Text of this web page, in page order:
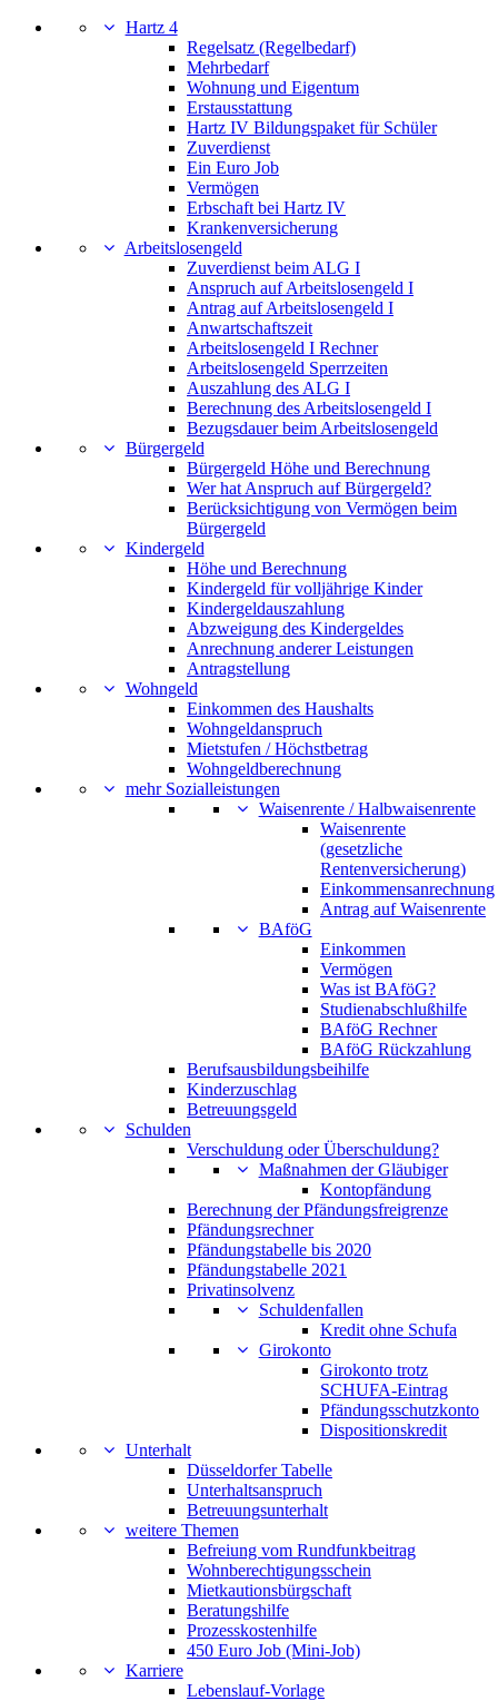
Hartz 4
Regelsatz (Regelbedarf)
Mehrbedarf
Wohnung und Eigentum
Erstausstattung
Hartz IV Bildungspaket für Schüler
Zuverdienst
Ein Euro Job
Vermögen
Erbschaft bei Hartz IV
Krankenversicherung
Arbeitslosengeld
Zuverdienst beim ALG I
Anspruch auf Arbeitslosengeld I
Antrag auf Arbeitslosengeld I
Anwartschaftszeit
Arbeitslosengeld I Rechner
Arbeitslosengeld Sperrzeiten
Auszahlung des ALG I
Berechnung des Arbeitslosengeld I
Bezugsdauer beim Arbeitslosengeld
Bürgergeld
Bürgergeld Höhe und Berechnung
Wer hat Anspruch auf Bürgergeld?
Berücksichtigung von Vermögen beim
Bürgergeld
Kindergeld
Höhe und Berechnung
Kindergeld für volljährige Kinder
Kindergeldauszahlung
Abzweigung des Kindergeldes
Anrechnung anderer Leistungen
Antragstellung
Wohngeld
Einkommen des Haushalts
Wohngeldanspruch
Mietstufen / Höchstbetrag
Wohngeldberechnung
mehr Sozialleistungen
Waisenrente / Halbwaisenrente
Waisenrente
(gesetzliche
Rentenversicherung)
Einkommensanrechnung
Antrag auf Waisenrente
BAföG
Einkommen
Vermögen
Was ist BAföG?
Studienabschlußhilfe
BAföG Rechner
BAföG Rückzahlung
Berufsausbildungsbeihilfe
Kinderzuschlag
Betreuungsgeld
Schulden
Verschuldung oder Überschuldung?
Maßnahmen der Gläubiger
Kontopfändung
Berechnung der Pfändungsfreigrenze
Pfändungsrechner
Pfändungstabelle bis 2020
Pfändungstabelle 2021
Privatinsolvenz
Schuldenfallen
Kredit ohne Schufa
Girokonto
Girokonto trotz
SCHUFA-Eintrag
Pfändungsschutzkonto
Dispositionskredit
Unterhalt
Düsseldorfer Tabelle
Unterhaltsanspruch
Betreuungsunterhalt
weitere Themen
Befreiung vom Rundfunkbeitrag
Wohnberechtigungsschein
Mietkautionsbürgschaft
Beratungshilfe
Prozesskostenhilfe
450 Euro Job (Mini-Job)
Karriere
Lebenslauf-Vorlage